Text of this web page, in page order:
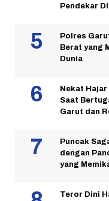
Pendekar
Polres
Berat yang
Dunia
Nekat
Saat
Garut dan
Puncak
dengan
yang
Teror Dini